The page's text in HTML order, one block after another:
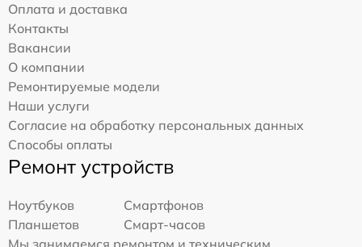
Оплата и доставка
Контакты
Вакансии
О компании
Ремонтируемые модели
Наши услуги
Согласие на обработку персональных данных
Способы оплаты
Ремонт устройств
Ноутбуков
Смартфонов
Планшетов
Смарт-часов